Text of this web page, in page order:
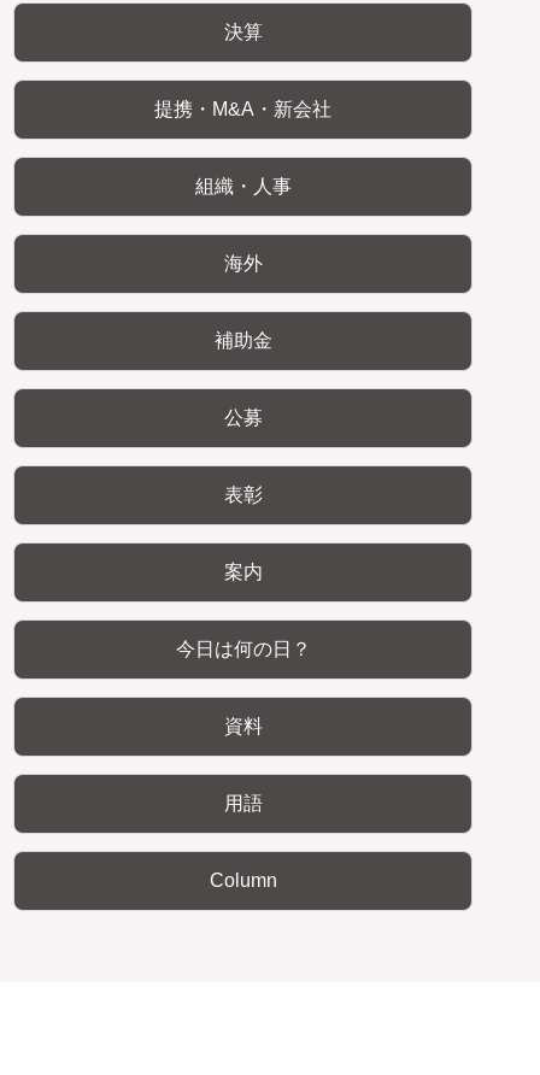
決算
提携・M&A・新会社
組織・人事
海外
補助金
公募
表彰
案内
今日は何の日？
資料
用語
Column